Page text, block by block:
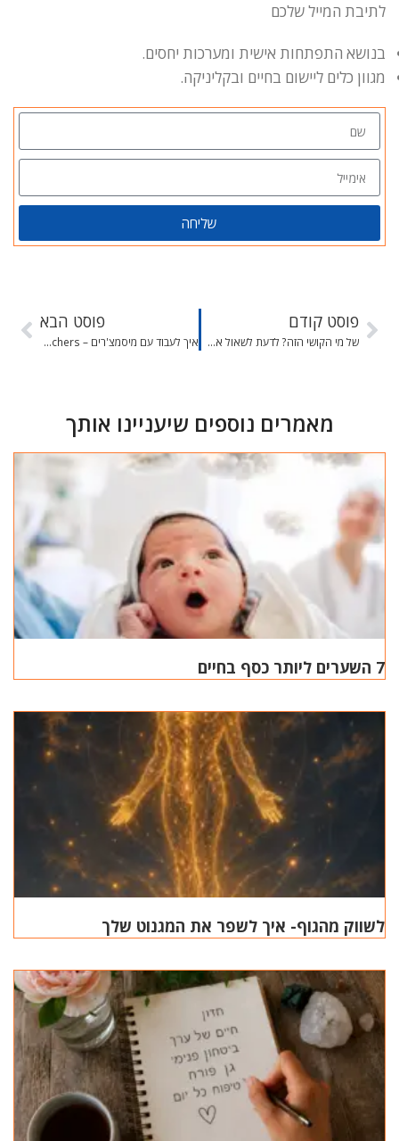
לתיבת המייל שלכם
בנושא התפתחות אישית ומערכות יחסים.
מגוון כלים ליישום בחיים ובקליניקה.
שליחה
פוסט קודם
של מי הקושי הזה? לדעת לשאול את השאלות הנכונות
פוסט הבא
איך לעבוד עם מיסמצ'רים – Mismatchers- מטופלים/ מתאמנים "שאף פעם לא מסכימים"
מאמרים נוספים שיעניינו אותך
7 השערים ליותר כסף בחיים
לשווק מהגוף- איך לשפר את המגנוט שלך